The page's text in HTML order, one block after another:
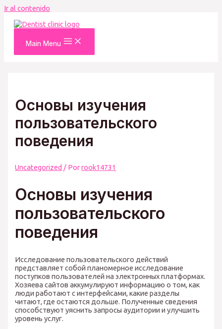
Ir al contenido
Main Menu
Основы изучения
пользовательского
поведения
Uncategorized / Porrook14731
Основы изучения
пользовательского
поведения
Исследование пользовательского действий
представляет собой планомерное исследование
поступков пользователей на электронных платформах.
Хозяева сайтов аккумулируют информацию о том, как
люди работают с интерфейсами, какие разделы
читают, где остаются дольше. Полученные сведения
способствуют уяснить запросы аудитории и улучшить
уровень услуг.